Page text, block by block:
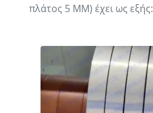
πλάτος 5 ΜΜ) έχει ως εξής: